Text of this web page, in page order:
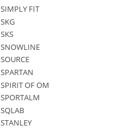
SIMPLY FIT
SKG
SKS
SNOWLINE
SOURCE
SPARTAN
SPIRIT OF OM
SPORTALM
SQLAB
STANLEY